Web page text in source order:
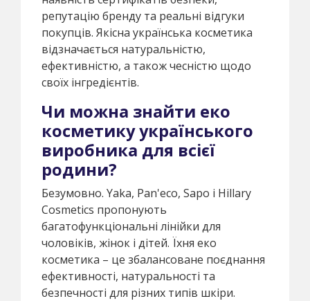
репутацію бренду та реальні відгуки
покупців. Якісна українська косметика
відзначається натуральністю,
ефективністю, а також чесністю щодо
своїх інгредієнтів.
Чи можна знайти еко
косметику українського
виробника для всієї
родини?
Безумовно. Yaka, Pan'eco, Sapo і Hillary
Cosmetics пропонують
багатофункціональні лінійки для
чоловіків, жінок і дітей. Їхня еко
косметика – це збалансоване поєднання
ефективності, натуральності та
безпечності для різних типів шкіри.